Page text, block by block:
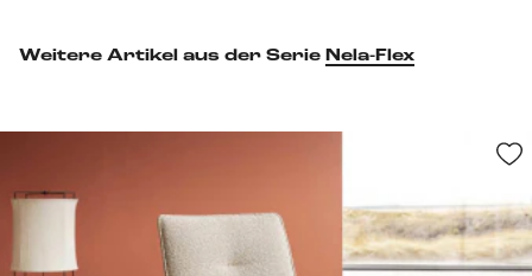
Weitere Artikel aus der Serie Nela-Flex